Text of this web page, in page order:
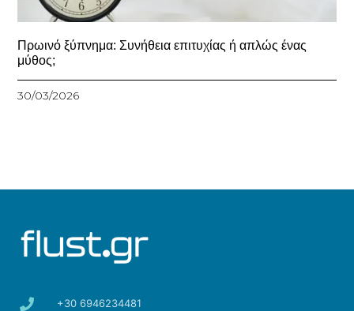
Πρωινό ξύπνημα: Συνήθεια επιτυχίας ή απλώς ένας
μύθος;
30/03/2026
+30 6946234481